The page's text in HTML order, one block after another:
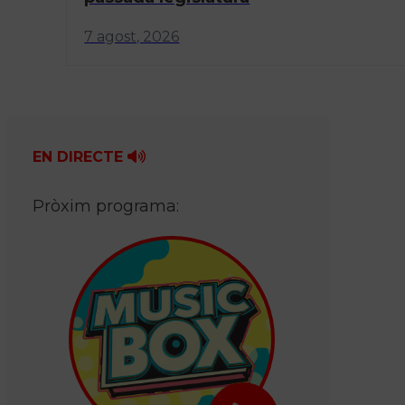
7 agost, 2026
EN DIRECTE
Pròxim programa: